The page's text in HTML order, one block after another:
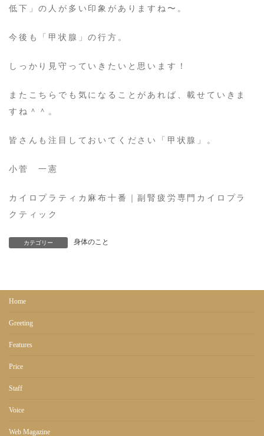
低下」の人が多い印象がありますね〜。
今後も「甲状腺」の行方。
しっかり見守っていきたいと思います！
またこちらでも気になることがあれば、載せていきま
すね＾＾。
皆さんも注目しておいてください「甲状腺」。
小菅 一憲
カイロプラティカ麻布十番｜副腎疲労専門カイロプラ
クティック
カテゴリー 身体のこと
Home
Greeting
Features
Price
Staff
Voice
Web Magazine